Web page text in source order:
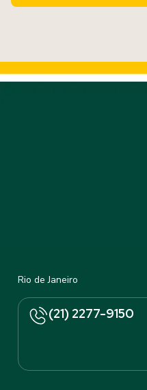
Rio de Janeiro
(21) 2277-9150